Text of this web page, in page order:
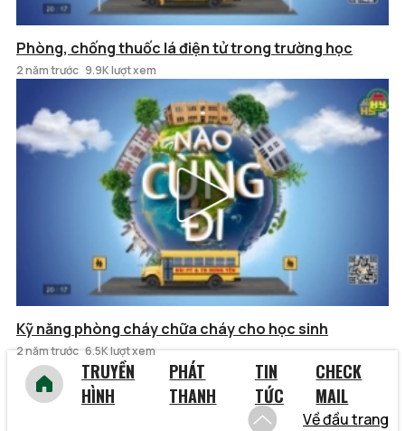
Phòng, chống thuốc lá điện tử trong trường học
2 năm trước 9.9K lượt xem
Kỹ năng phòng cháy chữa cháy cho học sinh
2 năm trước 6.5K lượt xem
TRUYỀN
HÌNH
PHÁT
THANH
TIN
TỨC
CHECK
MAIL
Về đầu trang